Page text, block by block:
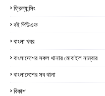
ফ্রিল্যান্সিং
বই পিডিএফ
বাংলা খবর
বাংলাদেশের সকল থানার মোবাইল নাম্বার
বাংলাদেশের সব থানা
বিকাশ